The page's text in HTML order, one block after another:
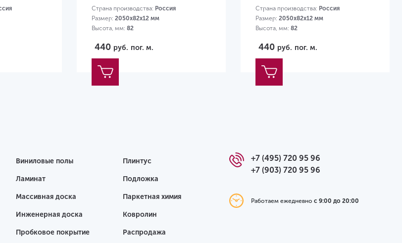
Страна производства: Россия
Размер: 2050х82х12 мм
Высота, мм: 82
440 руб. пог. м.
Страна производства: Россия
Размер: 2050х82х12 мм
Высота, мм: 82
440 руб. пог. м.
Виниловые полы
Ламинат
Массивная доска
Инженерная доска
Пробковое покрытие
Плинтус
Подложка
Паркетная химия
Ковролин
Распродажа
+7 (495) 720 95 96
+7 (903) 720 95 96
Работаем ежедневнос 9:00 до 20:00